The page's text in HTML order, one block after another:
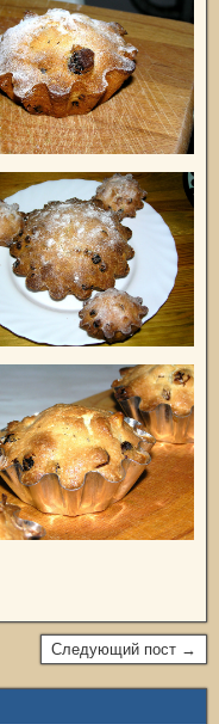
Следующий пост →